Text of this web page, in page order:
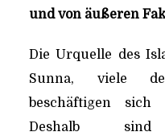
und von äußeren
Die Urquelle des
Sunna, viele
beschäftigen sich
Deshalb